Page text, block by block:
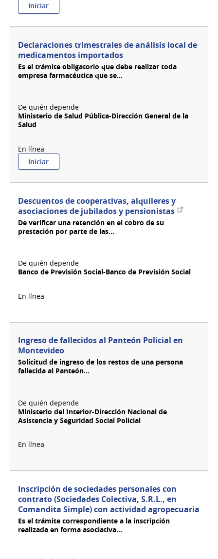
Iniciar:
Compras
industria
textil
y
de
vestimenta
Declaraciones trimestrales de análisis local de
medicamentos importados
Es el trámite obligatorio que debe realizar toda
empresa farmacéutica que se...
Ministerio de Salud Pública-Dirección General de la
Salud
Iniciar:
Declaraciones
análisis
local
de
medicamentos
importados
Descuentos de cooperativas, alquileres y
asociaciones de jubilados y pensionistasEnlace
De verificar una retención en el cobro de su
prestación por parte de las...
Banco de Previsión Social-Banco de Previsión Social
Ingreso de fallecidos al Panteón Policial en
Montevideo
Solicitud de ingreso de los restos de una persona
fallecida al Panteón...
Ministerio del Interior-Dirección Nacional de
Asistencia y Seguridad Social Policial
Inscripción de sociedades personales con
contrato (Sociedades Colectiva, S.R.L., en
Comandita Simple) con actividad agropecuaria
Es el trámite correspondiente a la inscripción
realizada en forma asociativa...